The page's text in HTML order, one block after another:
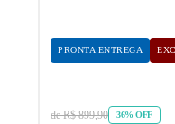
PRONTA ENTREGA
de R$ 899,90 36% OFF